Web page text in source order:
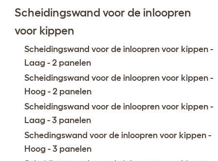
Scheidingswand voor de inloopren
voor kippen
Scheidingswand voor de inloopren voor kippen -
Laag - 2 panelen
Scheidingswand voor de inloopren voor kippen -
Hoog - 2 panelen
Scheidingswand voor de inloopren voor kippen -
Laag - 3 panelen
Schedingswand voor de inloopren voor kippen -
Hoog - 3 panelen